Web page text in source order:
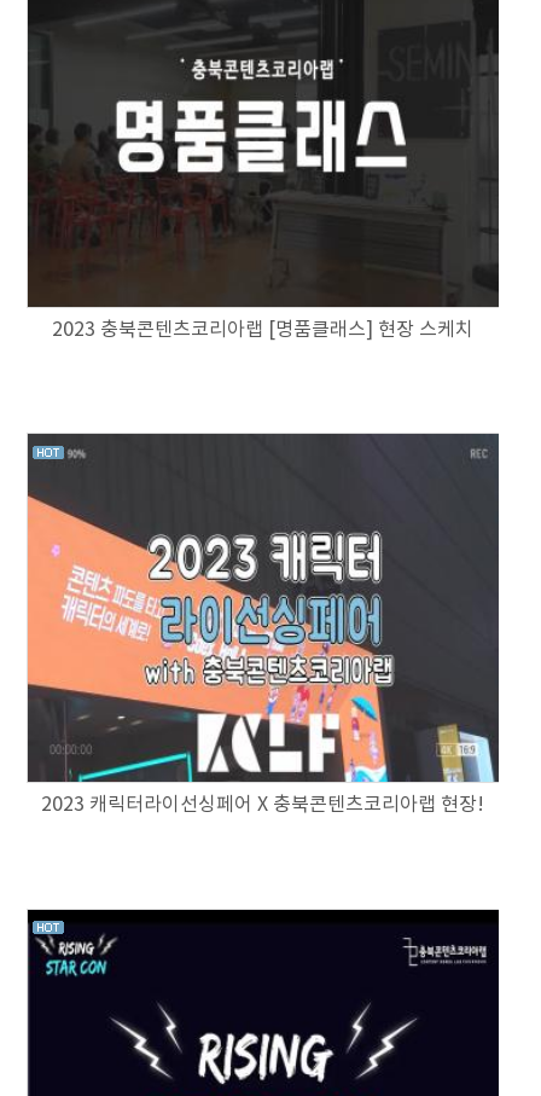
2023 충북콘텐츠코리아랩 [명품클래스] 현장 스케치
2023 캐릭터라이선싱페어 X 충북콘텐츠코리아랩 현장!